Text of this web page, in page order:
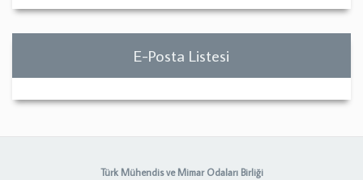
E-Posta Listesi
Türk Mühendis ve Mimar Odaları Birliği